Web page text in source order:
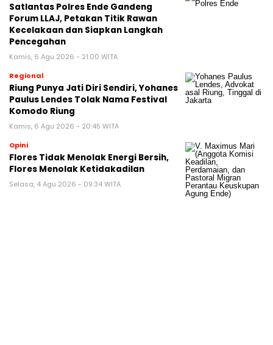
Satlantas Polres Ende Gandeng
Forum LLAJ, Petakan Titik Rawan
Kecelakaan dan Siapkan Langkah
Pencegahan
Kamis, 6 Agu 2026 - 21:00 WITA
Regional
Riung Punya Jati Diri Sendiri, Yohanes
Paulus Lendes Tolak Nama Festival
Komodo Riung
Kamis, 6 Agu 2026 - 20:45 WITA
Opini
Flores Tidak Menolak Energi Bersih,
Flores Menolak Ketidakadilan
Selasa, 4 Agu 2026 - 09:34 WITA